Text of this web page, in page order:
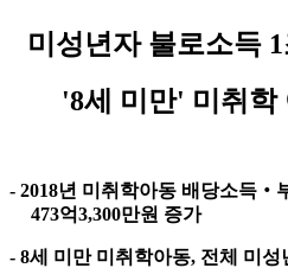
미성년자 불로소득
'8세 미만' 미취학
- 2018년 미취학아동 배당소득 ‧
473억3,300만원 증가
- 8세 미만 미취학아동, 전체 미성